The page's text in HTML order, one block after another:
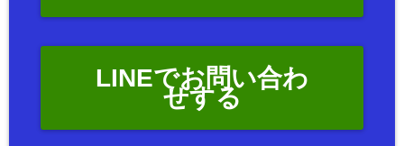
LINEでお問い合わ
せする